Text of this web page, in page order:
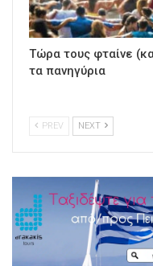
Τώρα τους φταίνε
τα πανηγύρια
PREV NEXT